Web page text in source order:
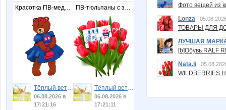
Красотка ПВ-медведица
Тёплый ветер
06.08.2026 в
17:21:16
ПВ-тюльпаны с запиской
Тёплый ветер
06.08.2026 в
17:21:11
Фото вещей из
Lonza
ТОВАРЫ ДЛЯ
ЛУЧШАЯ
[b]Обувь RALF
Nata.li